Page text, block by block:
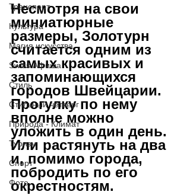
Транспорт
Культура
Магия искусства
Swiss Афиша
Стиль
Стильный четверг
Природа - Климат
Туризм
Спорт
Фото
Несмотря на свои
миниатюрные
размеры, Золотурн
считается одним из
самых красивых и
запоминающихся
городов Швейцарии.
Прогулку по нему
вполне можно
уложить в один день.
Или растянуть на два
и, помимо города,
побродить по его
окрестностям.